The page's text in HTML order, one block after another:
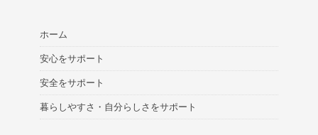
ホーム
安心をサポート
安全をサポート
暮らしやすさ・自分らしさをサポート